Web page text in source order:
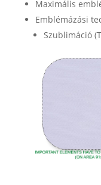
Maximális
Emblémázási
Szublimáció